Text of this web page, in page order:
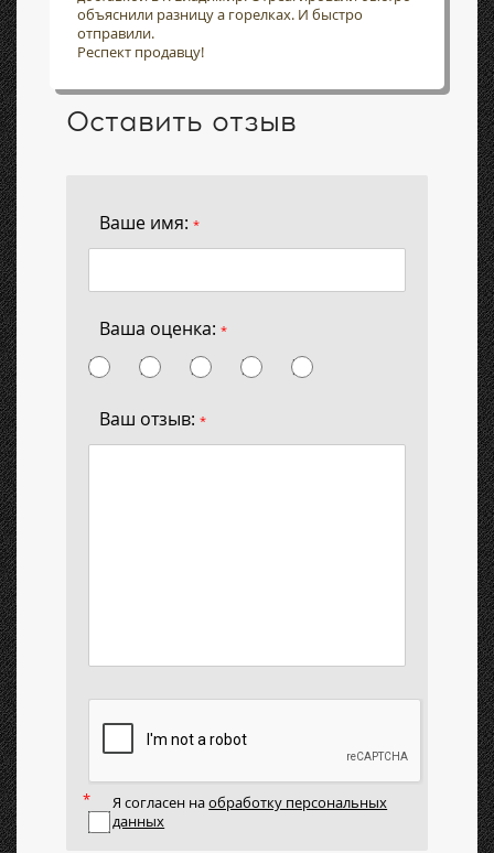
объяснили разницу а горелках. И быстро
отправили.
Респект продавцу!
Оставить отзыв
Ваше имя: *
Ваша оценка: *
Ваш отзыв: *
Я согласен наобработку персональных
данных